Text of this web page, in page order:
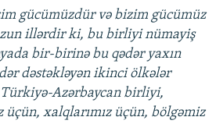
gücümüzdür və bizim gücümüz
illərdir ki, bu birliyi nümayiş
bir-birinə bu qədər yaxın
dəstəkləyən ikinci ölkələr
Azərbaycan birliyi,
üçün, xalqlarımız üçün, bölgəmiz